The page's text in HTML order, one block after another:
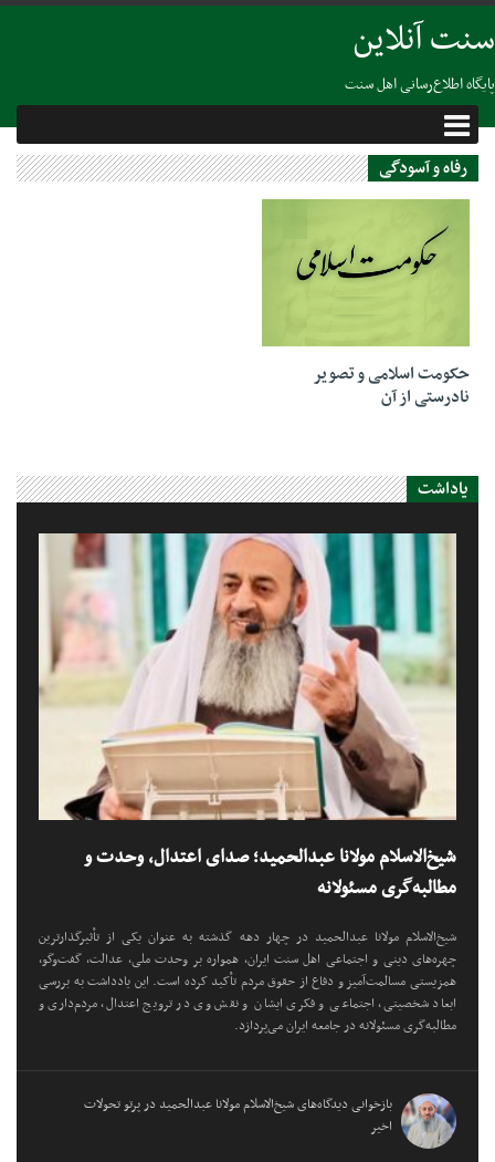
سنت آنلاین
پایگاه اطلاع‌رسانی اهل سنت
رفاه و آسودگی
حکومت اسلامی و تصویر
نادرستی از آن
یاداشت
شیخ‌الاسلام مولانا عبدالحمید؛ صدای اعتدال، وحدت و
مطالبه‌گری مسئولانه
شیخ‌الاسلام مولانا عبدالحمید در چهار دهه گذشته به عنوان یکی از تأثیرگذارترین
چهره‌های دینی و اجتماعی اهل سنت ایران، همواره بر وحدت ملی، عدالت، گفت‌وگو،
همزیستی مسالمت‌آمیز و دفاع از حقوق مردم تأکید کرده است. این یادداشت به بررسی
ابعاد شخصیتی، اجتماعی و فکری ایشان و نقش وی در ترویج اعتدال، مردم‌داری و
مطالبه‌گری مسئولانه در جامعه ایران می‌پردازد.
بازخوانی دیدگاه‌های شیخ‌الاسلام مولانا عبدالحمید در پرتو تحولات
اخیر